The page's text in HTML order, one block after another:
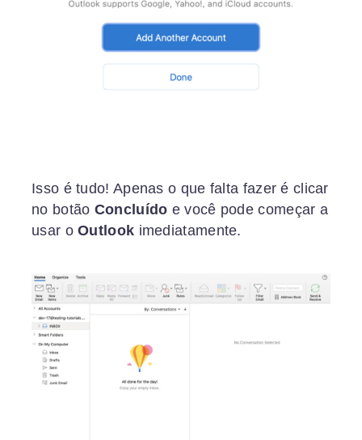
Isso é tudo! Apenas o que falta fazer é clicar
no botão Concluído e você pode começar a
usar oOutlook imediatamente.